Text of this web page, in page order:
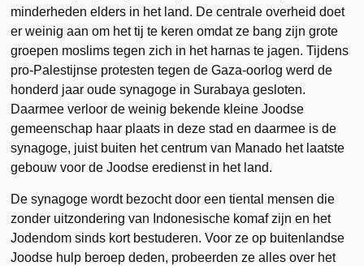
minderheden elders in het land. De centrale overheid doet
er weinig aan om het tij te keren omdat ze bang zijn grote
groepen moslims tegen zich in het harnas te jagen. Tijdens
pro-Palestijnse protesten tegen de Gaza-oorlog werd de
honderd jaar oude synagoge in Surabaya gesloten.
Daarmee verloor de weinig bekende kleine Joodse
gemeenschap haar plaats in deze stad en daarmee is de
synagoge, juist buiten het centrum van Manado het laatste
gebouw voor de Joodse eredienst in het land.
De synagoge wordt bezocht door een tiental mensen die
zonder uitzondering van Indonesische komaf zijn en het
Jodendom sinds kort bestuderen. Voor ze op buitenlandse
Joodse hulp beroep deden, probeerden ze alles over het